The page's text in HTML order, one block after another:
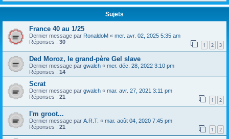
Sujets
France 40 au 1/25
Dernier message par RonaldoM « mer. avr. 02, 2025 5:35 am
Réponses : 30 1 2 3
Ded Moroz, le grand-père Gel slave
Dernier message par gwalch « mer. déc. 28, 2022 3:10 pm
Réponses : 14
Scrat
Dernier message par gwalch « mar. avr. 27, 2021 3:11 pm
Réponses : 21 1 2
I'm groot...
Dernier message par A.R.T. « mar. août 04, 2020 7:45 pm
Réponses : 21 1 2